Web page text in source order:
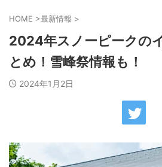
HOME >最新情報 >
2024年スノーピークの
とめ！雪峰祭情報も！
2024年1月2日